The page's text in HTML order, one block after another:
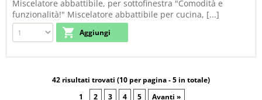
Miscelatore abbattibile, per sottofinestra "Comodità e
funzionalità!" Miscelatore abbattibile per cucina, [...]
42 risultati trovati (10 per pagina - 5 in totale)
1
2 3 4 5 Avanti »